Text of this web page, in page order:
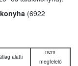
(6922
alatti
nem
megfelelő